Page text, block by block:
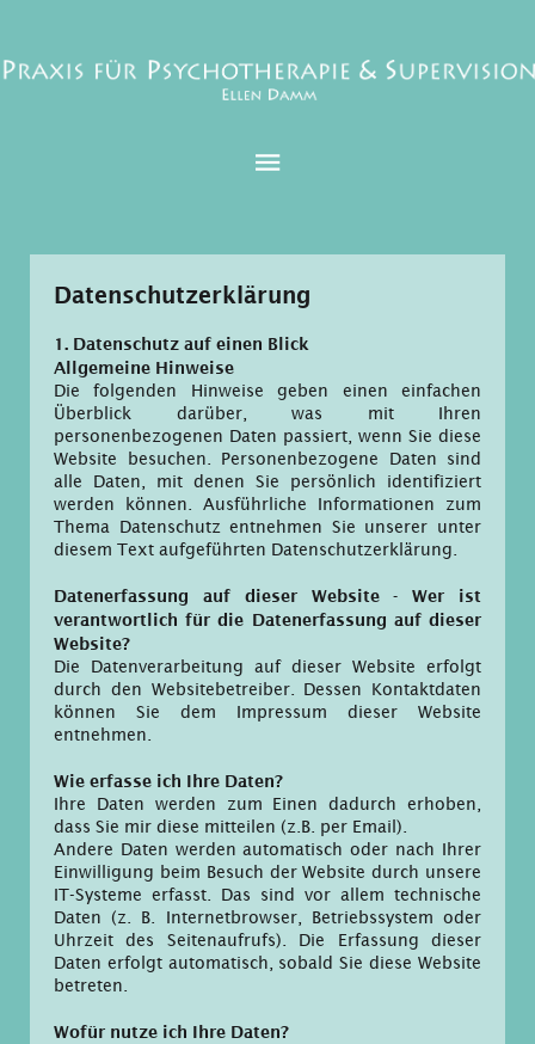
Datenschutz­erklärung
1. Datenschutz auf einen Blick
Allgemeine Hinweise
Die folgenden Hinweise geben einen einfachen
Überblick darüber, was mit Ihren
personenbezogenen Daten passiert, wenn Sie diese
Website besuchen. Personenbezogene Daten sind
alle Daten, mit denen Sie persönlich identifiziert
werden können. Ausführliche Informationen zum
Thema Datenschutz entnehmen Sie unserer unter
diesem Text aufgeführten Datenschutzerklärung.
Datenerfassung auf dieser Website - Wer ist
verantwortlich für die Datenerfassung auf dieser
Website?
Die Datenverarbeitung auf dieser Website erfolgt
durch den Websitebetreiber. Dessen Kontaktdaten
können Sie dem Impressum dieser Website
entnehmen.
Wie erfasse ich Ihre Daten?
Ihre Daten werden zum Einen dadurch erhoben,
dass Sie mir diese mitteilen (z.B. per Email).
Andere Daten werden automatisch oder nach Ihrer
Einwilligung beim Besuch der Website durch unsere
IT-Systeme erfasst. Das sind vor allem technische
Daten (z. B. Internetbrowser, Betriebssystem oder
Uhrzeit des Seitenaufrufs). Die Erfassung dieser
Daten erfolgt automatisch, sobald Sie diese Website
betreten.
Wofür nutze ich Ihre Daten?